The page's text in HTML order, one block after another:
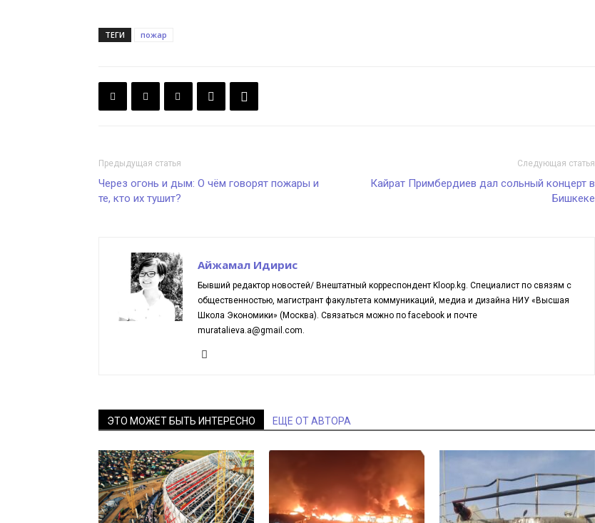
ТЕГИ пожар
Предыдущая статья
Через огонь и дым: О чём говорят пожары и
те, кто их тушит?
Следующая статья
Кайрат Примбердиев дал сольный концерт в
Бишкеке
Айжамал Идирис
Бывший редактор новостей/ Внештатный корреспондент Kloop.kg. Cпециалист по связям с
общественностью, магистрант факультета коммуникаций, медиа и дизайна НИУ «Высшая
Школа Экономики» (Москва). Связаться можно по facebook и почте
muratalieva.a@gmail.com.
ЭТО МОЖЕТ БЫТЬ ИНТЕРЕСНО ЕЩЕ ОТ АВТОРА